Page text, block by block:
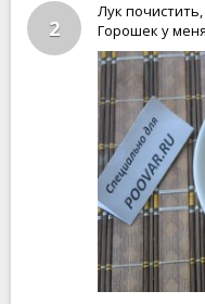
2
Лук
Горошек у